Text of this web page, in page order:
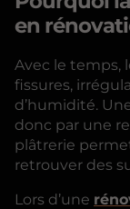
en
Avec le temps,
fissures,
d’humidité.
donc par une
plâtrerie
retrouver des
Lors d’une